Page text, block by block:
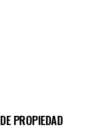
PROPIEDAD